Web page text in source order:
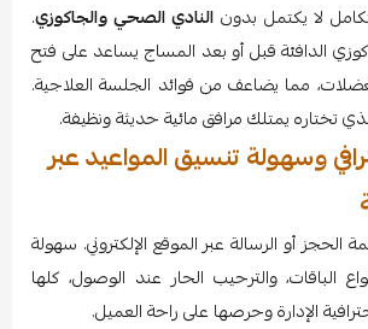
لا يكتمل بدونالنادي الصحي والجاكوزي.
الدافئة قبل أو بعد المساج يساعد على فتح
مما يضاعف من فوائد الجلسة العلاجية.
تختاره يمتلك مرافق مائية حديثة ونظيفة.
وسهولة تنسيق المواعيد عبر
الحجز أو الرسالة عبر الموقع الإلكتروني. سهولة
الباقات، والترحيب الحار عند الوصول، كلها
الإدارة وحرصها على راحة العميل.